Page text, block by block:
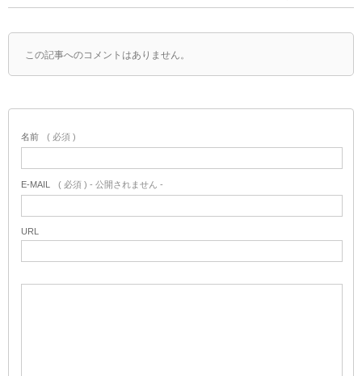
この記事へのコメントはありません。
名前 ( 必須 )
E-MAIL ( 必須 ) - 公開されません -
URL